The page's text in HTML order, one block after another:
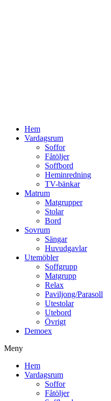
Hem
Vardagsrum
Soffor
Fåtöljer
Soffbord
Heminredning
TV-bänkar
Matrum
Matgrupper
Stolar
Bord
Sovrum
Sängar
Huvudgavlar
Utemöbler
Soffgrupp
Matgrupp
Relax
Paviljong/Parasoll
Utestolar
Utebord
Övrigt
Demoex
Meny
Hem
Vardagsrum
Soffor
Fåtöljer